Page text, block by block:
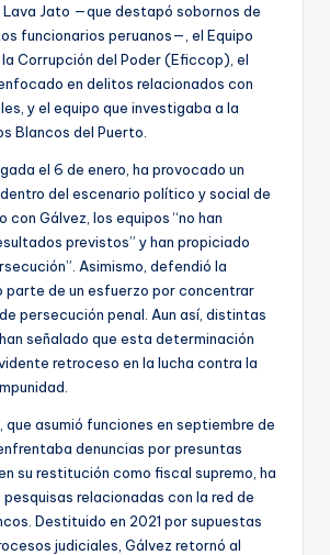
Lava Jato —que destapó sobornos de
funcionarios peruanos—, el Equipo
Corrupción del Poder (Eficcop), el
en delitos relacionados con
y el equipo que investigaba a la
Blancos del Puerto.
el 6 de enero, ha provocado un
del escenario político y social de
con Gálvez, los equipos “no han
previstos” y han propiciado
Asimismo, defendió la
parte de un esfuerzo por concentrar
persecución penal. Aun así, distintas
señalado que esta determinación
retroceso en la lucha contra la
que asumió funciones en septiembre de
denuncias por presuntas
su restitución como fiscal supremo, ha
relacionadas con la red de
Destituido en 2021 por supuestas
judiciales, Gálvez retornó al